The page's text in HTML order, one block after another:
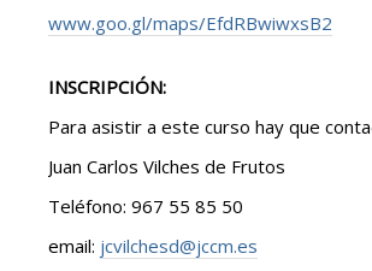
www.goo.gl/maps/EfdRBwiwxsB2
INSCRIPCIÓN:
Para asistir a este curso hay que
Juan Carlos Vilches de Frutos
Teléfono: 967 55 85 50
email: jcvilchesd@jccm.es